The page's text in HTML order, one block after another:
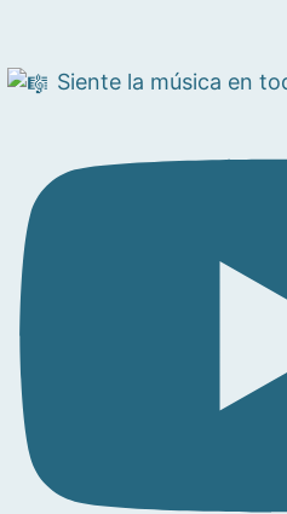
Siente la música en